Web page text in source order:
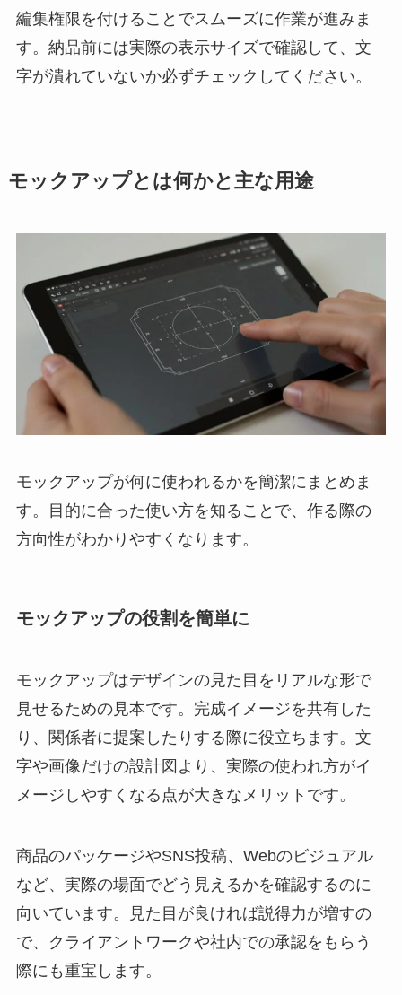
編集権限を付けることでスムーズに作業が進みま
す。納品前には実際の表示サイズで確認して、文
字が潰れていないか必ずチェックしてください。
モックアップとは何かと主な用途
モックアップが何に使われるかを簡潔にまとめま
す。目的に合った使い方を知ることで、作る際の
方向性がわかりやすくなります。
モックアップの役割を簡単に
モックアップはデザインの見た目をリアルな形で
見せるための見本です。完成イメージを共有した
り、関係者に提案したりする際に役立ちます。文
字や画像だけの設計図より、実際の使われ方がイ
メージしやすくなる点が大きなメリットです。
商品のパッケージやSNS投稿、Webのビジュアル
など、実際の場面でどう見えるかを確認するのに
向いています。見た目が良ければ説得力が増すの
で、クライアントワークや社内での承認をもらう
際にも重宝します。